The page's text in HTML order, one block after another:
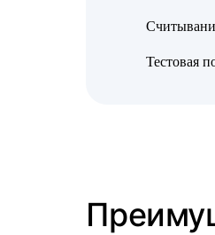
Тестовая